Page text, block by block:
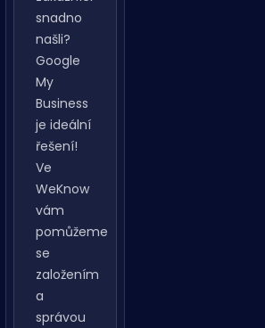
Chcete,
aby vás
zákazníci
snadno
našli?
Google
My
Business
je ideální
řešení!
Ve
WeKnow
vám
pomůžeme
se